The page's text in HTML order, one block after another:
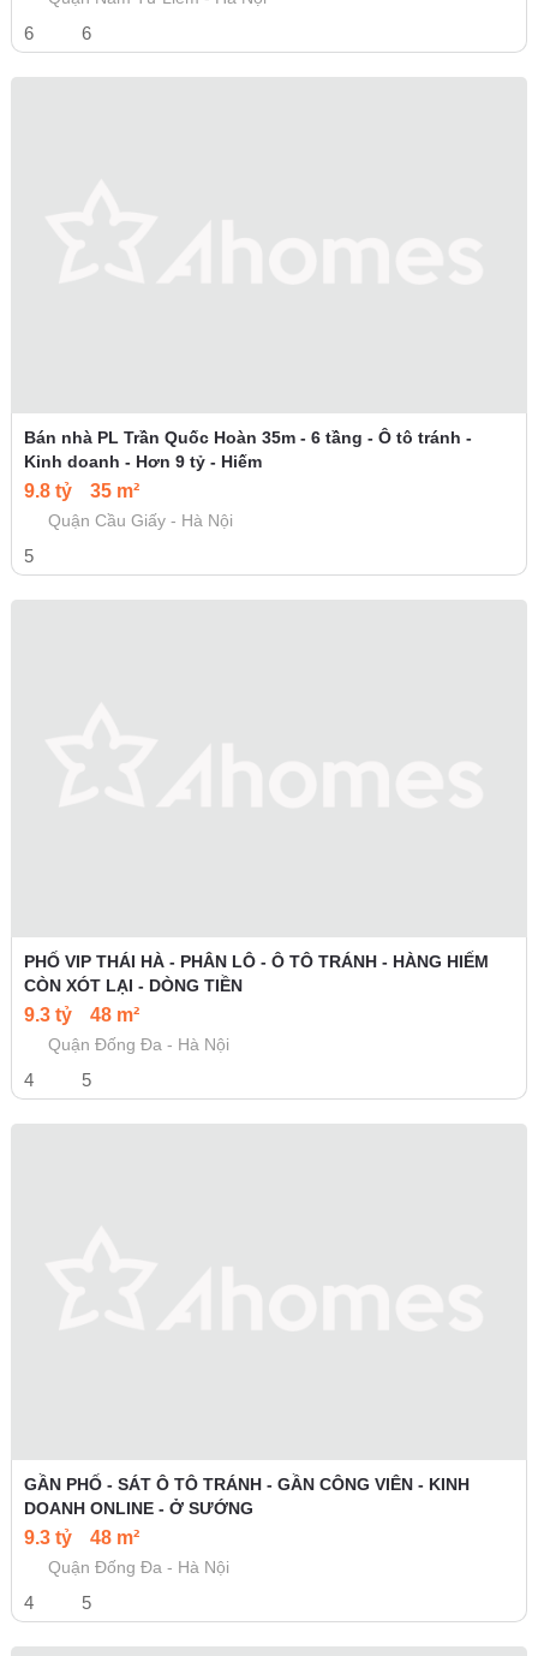
6 6
Bán nhà PL Trần Quốc Hoàn 35m - 6 tầng - Ô tô tránh -
Kinh doanh - Hơn 9 tỷ - Hiếm
9.8 tỷ 35 m²
Quận Cầu Giấy - Hà Nội
5
PHỐ VIP THÁI HÀ - PHÂN LÔ - Ô TÔ TRÁNH - HÀNG HIẾM
CÒN XÓT LẠI - DÒNG TIỀN
9.3 tỷ 48 m²
Quận Đống Đa - Hà Nội
4 5
GẦN PHỐ - SÁT Ô TÔ TRÁNH - GẦN CÔNG VIÊN - KINH
DOANH ONLINE - Ở SƯỚNG
9.3 tỷ 48 m²
Quận Đống Đa - Hà Nội
4 5